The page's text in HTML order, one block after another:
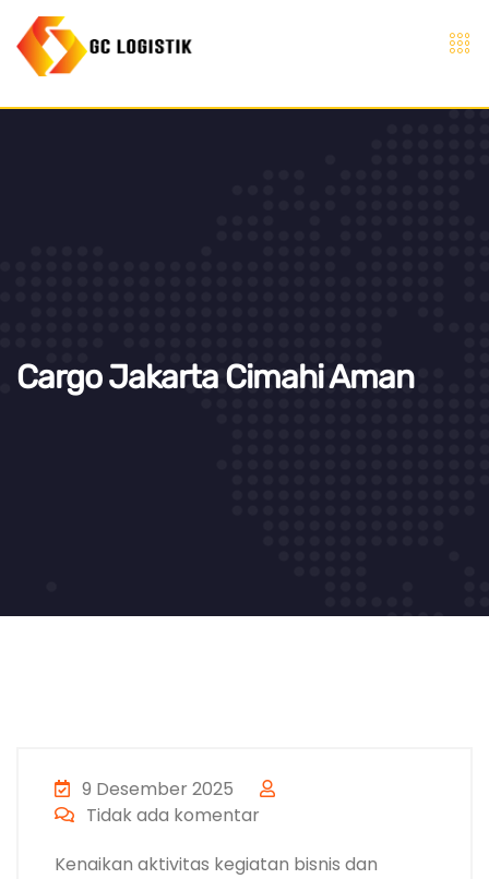
Cargo Jakarta Cimahi Aman
9 Desember 2025
Tidak ada komentar
Kenaikan aktivitas kegiatan bisnis dan